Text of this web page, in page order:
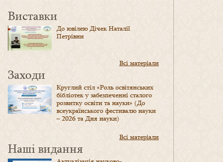
Виставки
До ювілею Дічек Наталії
Петрівни
Всі матеріали
Заходи
Круглий стіл «Роль освітянських
бібліотек у забезпеченні сталого
розвитку освіти та науки» (До
всеукраїнського фестивалю науки
– 2026 та Дня науки)
Всі матеріали
Наші видання